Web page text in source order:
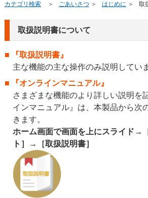
カテゴリ検索 ごあいさつ はじめに 取
取扱説明書について
『取扱説明書』
主な機能の主な操作のみ説明していま
『オンラインマニュアル』
さまざまな機能のより詳しい説明を
インマニュアル』は、本製品から次
きます。
ホーム画面で画面を上にスライド→
ト］→［取扱説明書］